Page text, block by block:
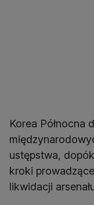
Korea Północna
ustępstwa,
kroki
likwidacji